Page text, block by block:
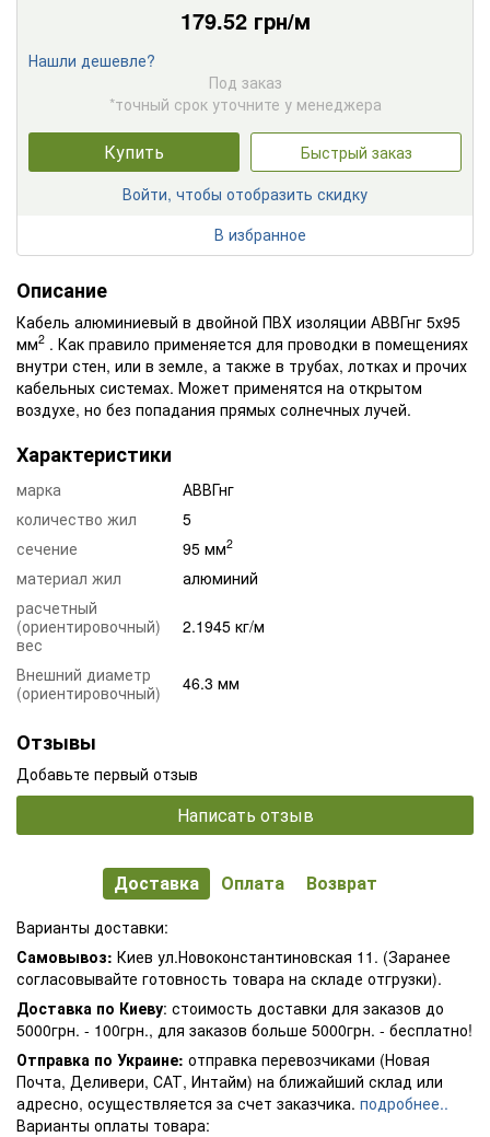
179.52грн/м
Нашли дешевле?
Под заказ
*точный срок уточните у менеджера
Купить
Быстрый заказ
Войти, чтобы отобразить скидку
В избранное
Описание
Кабель алюминиевый в двойной ПВХ изоляции АВВГнг 5х95
мм2 . Как правило применяется для проводки в помещениях
внутри стен, или в земле, а также в трубах, лотках и прочих
кабельных системах. Может применятся на открытом
воздухе, но без попадания прямых солнечных лучей.
Характеристики
марка
АВВГнг
количество жил
5
сечение
95 мм2
материал жил
алюминий
расчетный
(ориентировочный)
вес
2.1945 кг/м
Внешний диаметр
(ориентировочный)
46.3 мм
Отзывы
Добавьте первый отзыв
Написать отзыв
Доставка Оплата Возврат
Варианты доставки:
Самовывоз: Киев ул.Новоконстантиновская 11. (Заранее
согласовывайте готовность товара на складе отгрузки).
Доставка по Киеву: стоимость доставки для заказов до
5000грн. - 100грн., для заказов больше 5000грн. - бесплатно!
Отправка по Украине: отправка перевозчиками (Новая
Почта, Деливери, САТ, Интайм) на ближайший склад или
адресно, осуществляется за счет заказчика. подробнее..
Варианты оплаты товара: